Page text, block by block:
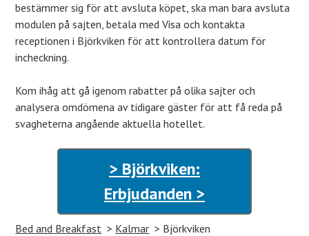
bestämmer sig för att avsluta köpet, ska man bara avsluta
modulen på sajten, betala med Visa och kontakta
receptionen i Björkviken för att kontrollera datum för
incheckning.
Kom ihåg att gå igenom rabatter på olika sajter och
analysera omdömena av tidigare gäster för att få reda på
svagheterna angående aktuella hotellet.
> Björkviken:
Erbjudanden >
Bed and Breakfast Kalmar Björkviken